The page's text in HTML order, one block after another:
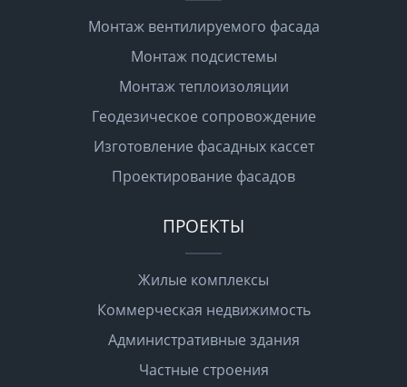
Монтаж вентилируемого фасада
Монтаж подсистемы
Монтаж теплоизоляции
Геодезическое сопровождение
Изготовление фасадных кассет
Проектирование фасадов
ПРОЕКТЫ
Жилые комплексы
Коммерческая недвижимость
Административные здания
Частные строения